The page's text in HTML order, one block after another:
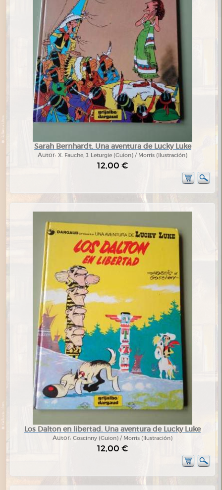
Sarah Bernhardt. Una aventura de Lucky Luke
Autor: X. Fauche, J. Leturgie (Guion) / Morris (Ilustración)
12,00 €
Los Dalton en libertad. Una aventura de Lucky Luke
Autor: Goscinny (Guion) / Morris (Ilustración)
12,00 €